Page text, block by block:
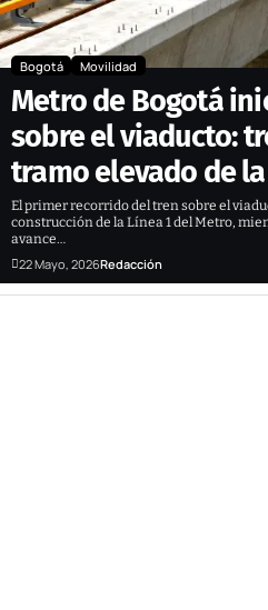
Bogotá Movilidad
Metro de Bogotá
sobre el viaducto:
tramo elevado de
El primer recorrido del tren sobre el
construcción de la Línea 1 del Metro,
avance…
22 Mayo, 2026Redacción